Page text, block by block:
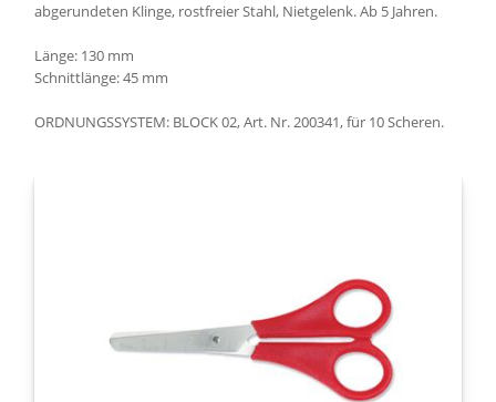
abgerundeten Klinge, rostfreier Stahl, Nietgelenk. Ab 5 Jahren.
Länge: 130 mm
Schnittlänge: 45 mm
ORDNUNGSSYSTEM: BLOCK 02, Art. Nr. 200341, für 10 Scheren.